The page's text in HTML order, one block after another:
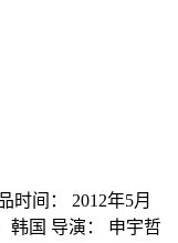
时间： 2012年5月
韩国 导演： 申宇哲